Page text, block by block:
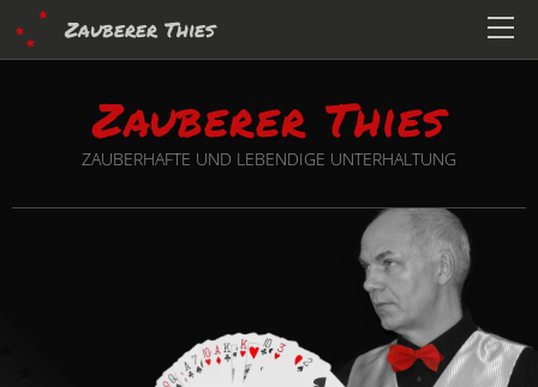
Zauberer Thies
Zauberer Thies
ZAUBERHAFTE UND LEBENDIGE UNTERHALTUNG